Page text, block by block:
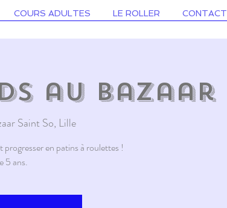
COURS ADULTES LE ROLLER CONTACT
au Bazaar
Saint So, Lille
en patins à roulettes !
5 ans.